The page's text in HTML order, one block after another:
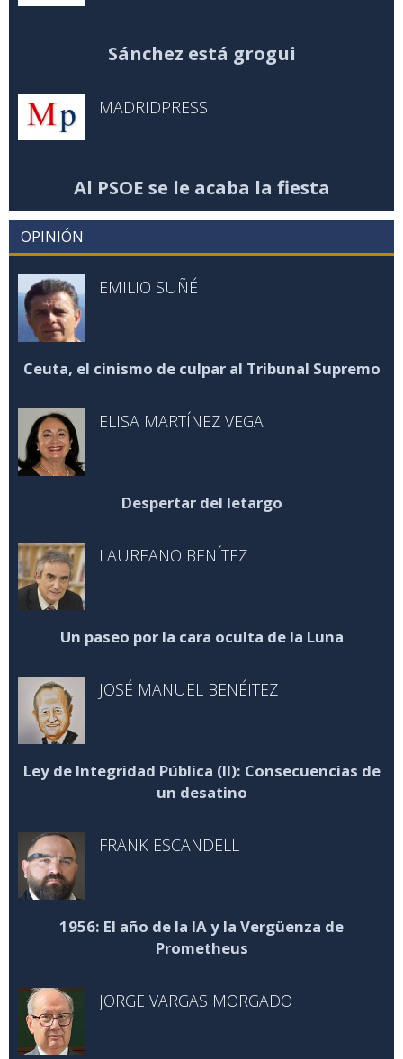
Sánchez está grogui
MADRIDPRESS
Al PSOE se le acaba la fiesta
OPINIÓN
EMILIO SUÑÉ
Ceuta, el cinismo de culpar al Tribunal Supremo
ELISA MARTÍNEZ VEGA
Despertar del letargo
LAUREANO BENÍTEZ
Un paseo por la cara oculta de la Luna
JOSÉ MANUEL BENÉITEZ
Ley de Integridad Pública (II): Consecuencias de
un desatino
FRANK ESCANDELL
1956: El año de la IA y la Vergüenza de
Prometheus
JORGE VARGAS MORGADO